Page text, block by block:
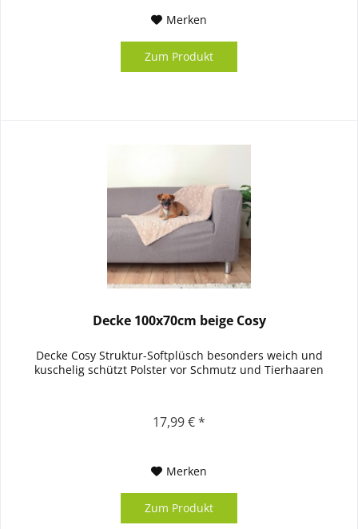
Merken
Zum Produkt
Decke 100x70cm beige Cosy
Decke Cosy Struktur-Softplüsch besonders weich und
kuschelig schützt Polster vor Schmutz und Tierhaaren
17,99 € *
Merken
Zum Produkt